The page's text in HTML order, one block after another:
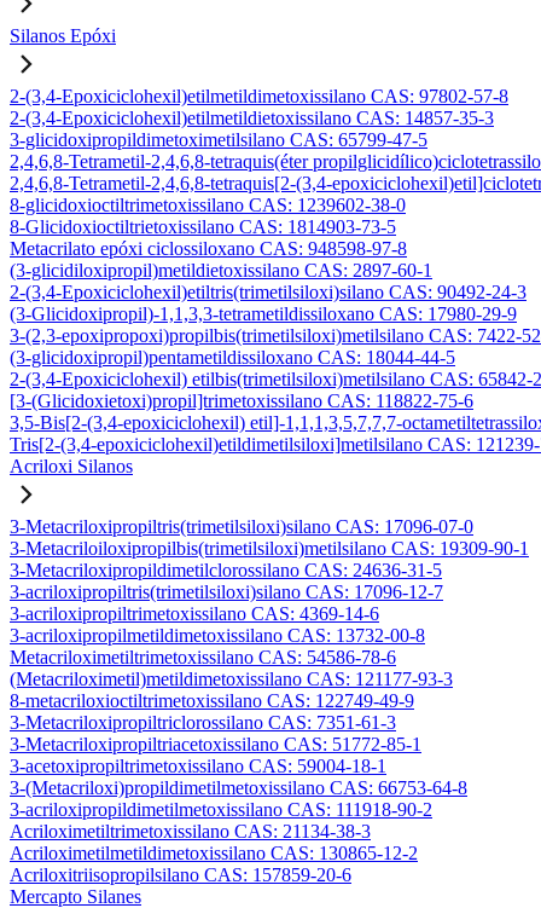
Silanos Epóxi
2-(3,4-Epoxiciclohexil)etilmetildimetoxissilano CAS: 97802-57-8
2-(3,4-Epoxiciclohexil)etilmetildietoxissilano CAS: 14857-35-3
3-glicidoxipropildimetoximetilsilano CAS: 65799-47-5
2,4,6,8-Tetrametil-2,4,6,8-tetraquis(éter
2,4,6,8-Tetrametil-2,4,6,8-tetraquis[2-(3,4-
8-glicidoxioctiltrimetoxissilano CAS: 1239602-38-0
8-Glicidoxioctiltrietoxissilano CAS: 1814903-73-5
Metacrilato epóxi ciclossiloxano CAS: 948598-97-8
(3-glicidiloxipropil)metildietoxissilano CAS: 2897-60-1
2-(3,4-Epoxiciclohexil)etiltris(trimetilsiloxi)silano CAS: 90492-24-3
(3-Glicidoxipropil)-1,1,3,3-tetrametildissiloxano CAS: 17980-29-9
3-(2,3-epoxipropoxi)propilbis(trimetilsiloxi)metilsilano CAS: 7422-
(3-glicidoxipropil)pentametildissiloxano CAS: 18044-44-5
2-(3,4-Epoxiciclohexil) etilbis(trimetilsiloxi)metilsilano CAS: 65842-
[3-(Glicidoxietoxi)propil]trimetoxissilano CAS: 118822-75-6
3,5-Bis[2-(3,4-epoxiciclohexil) etil]-1,1,1,3,5,7,7,7-
Tris[2-(3,4-epoxiciclohexil)etildimetilsiloxi]metilsilano CAS:
Acriloxi Silanos
3-Metacriloxipropiltris(trimetilsiloxi)silano CAS: 17096-07-0
3-Metacriloiloxipropilbis(trimetilsiloxi)metilsilano CAS: 19309-90-1
3-Metacriloxipropildimetilclorossilano CAS: 24636-31-5
3-acriloxipropiltris(trimetilsiloxi)silano CAS: 17096-12-7
3-acriloxipropiltrimetoxissilano CAS: 4369-14-6
3-acriloxipropilmetildimetoxissilano CAS: 13732-00-8
Metacriloximetiltrimetoxissilano CAS: 54586-78-6
(Metacriloximetil)metildimetoxissilano CAS: 121177-93-3
8-metacriloxioctiltrimetoxissilano CAS: 122749-49-9
3-Metacriloxipropiltriclorossilano CAS: 7351-61-3
3-Metacriloxipropiltriacetoxissilano CAS: 51772-85-1
3-acetoxipropiltrimetoxissilano CAS: 59004-18-1
3-(Metacriloxi)propildimetilmetoxissilano CAS: 66753-64-8
3-acriloxipropildimetilmetoxissilano CAS: 111918-90-2
Acriloximetiltrimetoxissilano CAS: 21134-38-3
Acriloximetilmetildimetoxissilano CAS: 130865-12-2
Acriloxitriisopropilsilano CAS: 157859-20-6
Mercapto Silanes